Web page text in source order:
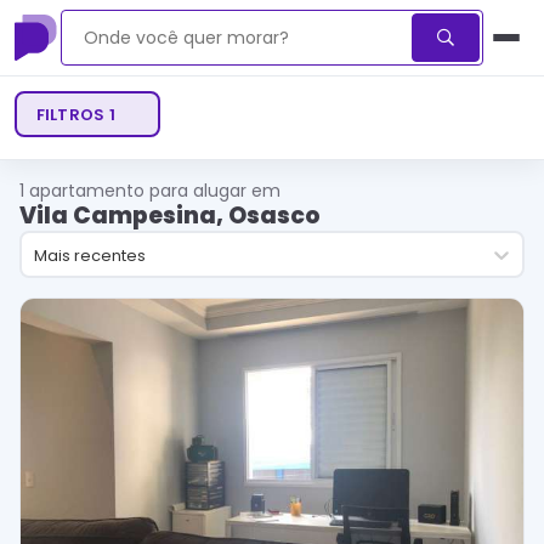
FILTROS 1
1 apartamento para alugar em
Vila Campesina, Osasco
Mais recentes